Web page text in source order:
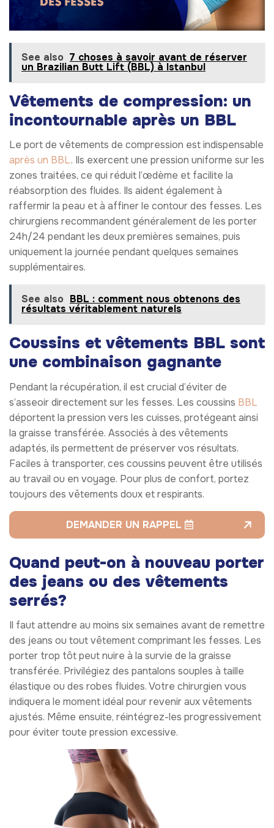
See also 7 choses à savoir avant de réserver
un Brazilian Butt Lift (BBL) à Istanbul
Vêtements de compression: un
incontournable après un BBL
Le port de vêtements de compression est indispensable
après un BBL. Ils exercent une pression uniforme sur les
zones traitées, ce qui réduit l’œdème et facilite la
réabsorption des fluides. Ils aident également à
raffermir la peau et à affiner le contour des fesses. Les
chirurgiens recommandent généralement de les porter
24h/24 pendant les deux premières semaines, puis
uniquement la journée pendant quelques semaines
supplémentaires.
See also BBL : comment nous obtenons des
résultats véritablement naturels
Coussins et vêtements BBL sont
une combinaison gagnante
Pendant la récupération, il est crucial d’éviter de
s’asseoir directement sur les fesses. Les coussins BBL
déportent la pression vers les cuisses, protégeant ainsi
la graisse transférée. Associés à des vêtements
adaptés, ils permettent de préserver vos résultats.
Faciles à transporter, ces coussins peuvent être utilisés
au travail ou en voyage. Pour plus de confort, portez
toujours des vêtements doux et respirants.
DEMANDER UN RAPPEL
Quand peut-on à nouveau porter
des jeans ou des vêtements
serrés?
Il faut attendre au moins six semaines avant de remettre
des jeans ou tout vêtement comprimant les fesses. Les
porter trop tôt peut nuire à la survie de la graisse
transférée. Privilégiez des pantalons souples à taille
élastique ou des robes fluides. Votre chirurgien vous
indiquera le moment idéal pour revenir aux vêtements
ajustés. Même ensuite, réintégrez-les progressivement
pour éviter toute pression excessive.